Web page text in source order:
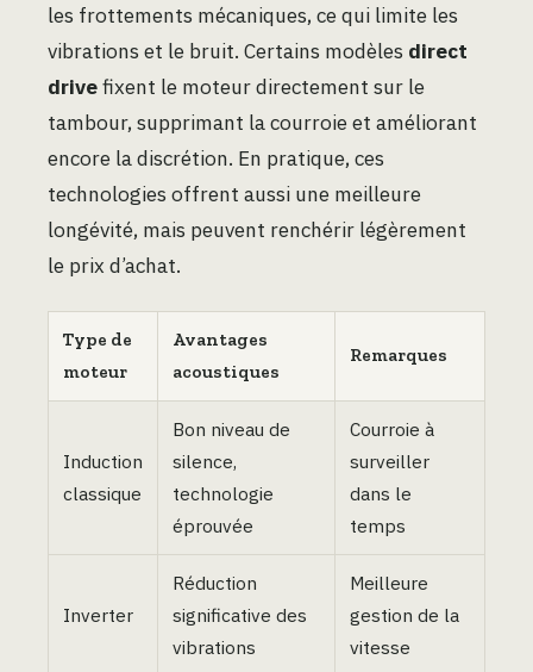
les frottements mécaniques, ce qui limite les
vibrations et le bruit. Certains modèles direct
drivefixent le moteur directement sur le
tambour, supprimant la courroie et améliorant
encore la discrétion. En pratique, ces
technologies offrent aussi une meilleure
longévité, mais peuvent renchérir légèrement
le prix d’achat.
Type de
moteur
Avantages
acoustiques
Remarques
Induction
classique
Bon niveau de
silence,
technologie
éprouvée
Courroie à
surveiller
dans le
temps
Inverter
Réduction
significative des
vibrations
Meilleure
gestion de la
vitesse